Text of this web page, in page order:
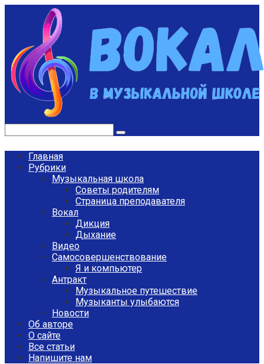
контенту
Главная
Рубрики
Музыкальная школа
Советы родителям
Страница преподавателя
Вокал
Дикция
Дыхание
Видео
Самосовершенствование
Я и компьютер
Антракт
Музыкальное путешествие
Музыканты улыбаются
Новости
Об авторе
О сайте
Все статьи
Напишите нам